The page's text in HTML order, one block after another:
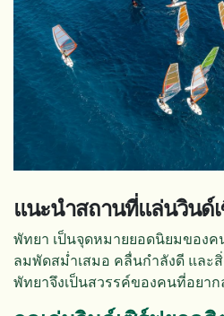
แนะนำสถานที่แล่นวินด์
พัทยา เป็นจุดหมายยอดนิยมของค
ลมพัดสม่ำเสมอ คลื่นกำลังดี และ
พัทยาจึงเป็นสวรรค์ของคนที่อยาก